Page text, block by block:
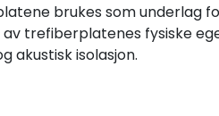
brukes som underlag
av trefiberplatenes fysiske
akustisk isolasjon.